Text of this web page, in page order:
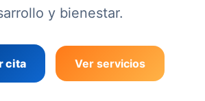
y bienestar.
cita Ver servicios